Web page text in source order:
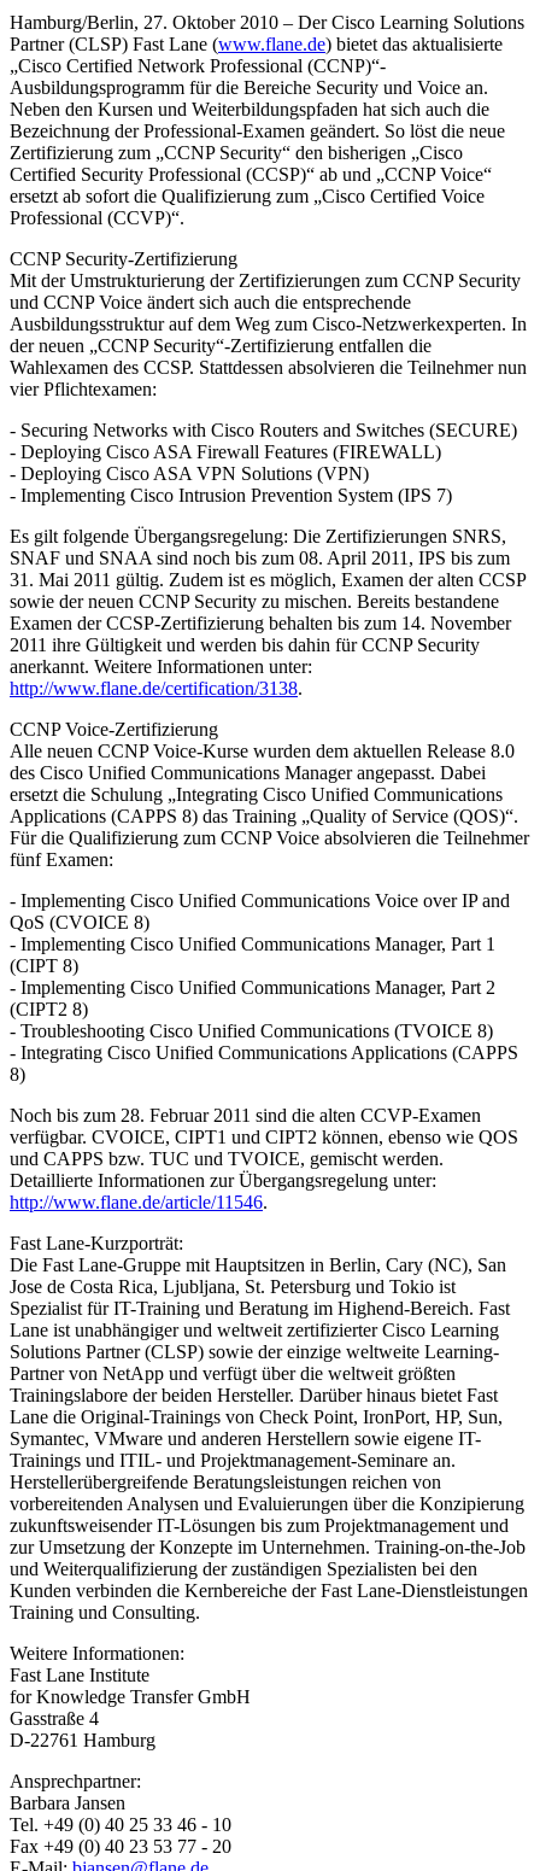
Hamburg/Berlin, 27. Oktober 2010 – Der Cisco Learning Solutions
Partner (CLSP) Fast Lane (www.flane.de) bietet das aktualisierte
„Cisco Certified Network Professional (CCNP)“-
Ausbildungsprogramm für die Bereiche Security und Voice an.
Neben den Kursen und Weiterbildungspfaden hat sich auch die
Bezeichnung der Professional-Examen geändert. So löst die neue
Zertifizierung zum „CCNP Security“ den bisherigen „Cisco
Certified Security Professional (CCSP)“ ab und „CCNP Voice“
ersetzt ab sofort die Qualifizierung zum „Cisco Certified Voice
Professional (CCVP)“.
CCNP Security-Zertifizierung
Mit der Umstrukturierung der Zertifizierungen zum CCNP Security
und CCNP Voice ändert sich auch die entsprechende
Ausbildungsstruktur auf dem Weg zum Cisco-Netzwerkexperten. In
der neuen „CCNP Security“-Zertifizierung entfallen die
Wahlexamen des CCSP. Stattdessen absolvieren die Teilnehmer nun
vier Pflichtexamen:
- Securing Networks with Cisco Routers and Switches (SECURE)
- Deploying Cisco ASA Firewall Features (FIREWALL)
- Deploying Cisco ASA VPN Solutions (VPN)
- Implementing Cisco Intrusion Prevention System (IPS 7)
Es gilt folgende Übergangsregelung: Die Zertifizierungen SNRS,
SNAF und SNAA sind noch bis zum 08. April 2011, IPS bis zum
31. Mai 2011 gültig. Zudem ist es möglich, Examen der alten CCSP
sowie der neuen CCNP Security zu mischen. Bereits bestandene
Examen der CCSP-Zertifizierung behalten bis zum 14. November
2011 ihre Gültigkeit und werden bis dahin für CCNP Security
anerkannt. Weitere Informationen unter:
http://www.flane.de/certification/3138.
CCNP Voice-Zertifizierung
Alle neuen CCNP Voice-Kurse wurden dem aktuellen Release 8.0
des Cisco Unified Communications Manager angepasst. Dabei
ersetzt die Schulung „Integrating Cisco Unified Communications
Applications (CAPPS 8) das Training „Quality of Service (QOS)“.
Für die Qualifizierung zum CCNP Voice absolvieren die Teilnehmer
fünf Examen:
- Implementing Cisco Unified Communications Voice over IP and
QoS (CVOICE 8)
- Implementing Cisco Unified Communications Manager, Part 1
(CIPT 8)
- Implementing Cisco Unified Communications Manager, Part 2
(CIPT2 8)
- Troubleshooting Cisco Unified Communications (TVOICE 8)
- Integrating Cisco Unified Communications Applications (CAPPS
8)
Noch bis zum 28. Februar 2011 sind die alten CCVP-Examen
verfügbar. CVOICE, CIPT1 und CIPT2 können, ebenso wie QOS
und CAPPS bzw. TUC und TVOICE, gemischt werden.
Detaillierte Informationen zur Übergangsregelung unter:
http://www.flane.de/article/11546.
Fast Lane-Kurzporträt:
Die Fast Lane-Gruppe mit Hauptsitzen in Berlin, Cary (NC), San
Jose de Costa Rica, Ljubljana, St. Petersburg und Tokio ist
Spezialist für IT-Training und Beratung im Highend-Bereich. Fast
Lane ist unabhängiger und weltweit zertifizierter Cisco Learning
Solutions Partner (CLSP) sowie der einzige weltweite Learning-
Partner von NetApp und verfügt über die weltweit größten
Trainingslabore der beiden Hersteller. Darüber hinaus bietet Fast
Lane die Original-Trainings von Check Point, IronPort, HP, Sun,
Symantec, VMware und anderen Herstellern sowie eigene IT-
Trainings und ITIL- und Projektmanagement-Seminare an.
Herstellerübergreifende Beratungsleistungen reichen von
vorbereitenden Analysen und Evaluierungen über die Konzipierung
zukunftsweisender IT-Lösungen bis zum Projektmanagement und
zur Umsetzung der Konzepte im Unternehmen. Training-on-the-Job
und Weiterqualifizierung der zuständigen Spezialisten bei den
Kunden verbinden die Kernbereiche der Fast Lane-Dienstleistungen
Training und Consulting.
Weitere Informationen:
Fast Lane Institute
for Knowledge Transfer GmbH
Gasstraße 4
D-22761 Hamburg
Ansprechpartner:
Barbara Jansen
Tel. +49 (0) 40 25 33 46 - 10
Fax +49 (0) 40 23 53 77 - 20